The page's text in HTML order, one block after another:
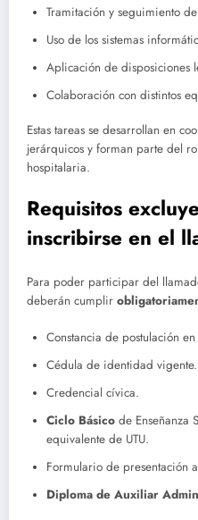
Tramitación y seguimiento
Uso de los sistemas
Aplicación de disposiciones
Colaboración con distintos
Estas tareas se desarrollan en
jerárquicos y forman parte del
hospitalaria.
Requisitos
inscribirse en el
Para poder participar del
deberán cumplir
Constancia de postulación
Cédula de identidad vigente.
Credencial cívica.
Ciclo Básico de Enseñanza
equivalente de UTU.
Formulario de presentación
Diploma de Auxiliar